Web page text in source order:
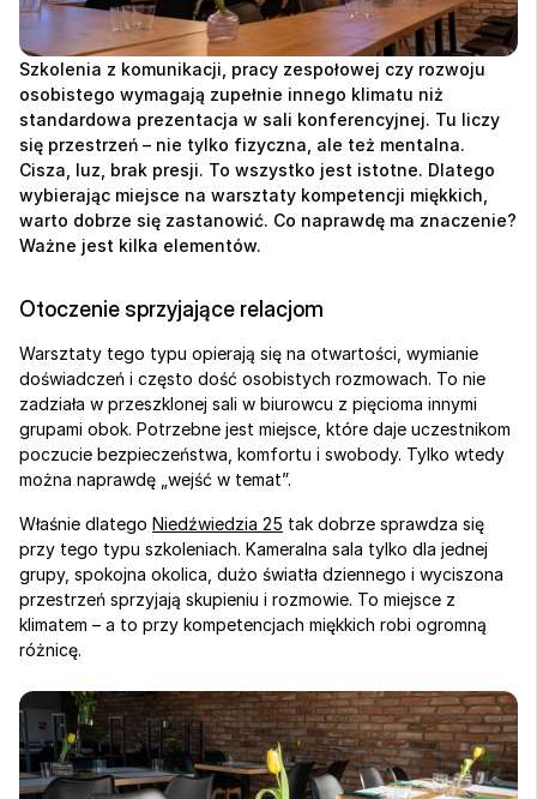
Szkolenia z komunikacji, pracy zespołowej czy rozwoju
osobistego wymagają zupełnie innego klimatu niż
standardowa prezentacja w sali konferencyjnej. Tu liczy
się przestrzeń – nie tylko fizyczna, ale też mentalna.
Cisza, luz, brak presji. To wszystko jest istotne. Dlatego
wybierając miejsce na warsztaty kompetencji miękkich,
warto dobrze się zastanowić. Co naprawdę ma znaczenie?
Ważne jest kilka elementów.
Otoczenie sprzyjające relacjom
Warsztaty tego typu opierają się na otwartości, wymianie
doświadczeń i często dość osobistych rozmowach. To nie
zadziała w przeszklonej sali w biurowcu z pięcioma innymi
grupami obok. Potrzebne jest miejsce, które daje uczestnikom
poczucie bezpieczeństwa, komfortu i swobody. Tylko wtedy
można naprawdę „wejść w temat”.
Właśnie dlatego Niedźwiedzia 25 tak dobrze sprawdza się
przy tego typu szkoleniach. Kameralna sala tylko dla jednej
grupy, spokojna okolica, dużo światła dziennego i wyciszona
przestrzeń sprzyjają skupieniu i rozmowie. To miejsce z
klimatem – a to przy kompetencjach miękkich robi ogromną
różnicę.